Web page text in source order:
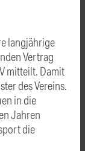
langjährige
Vertrag
mitteilt. Damit
des Vereins.
in die
Jahren
die